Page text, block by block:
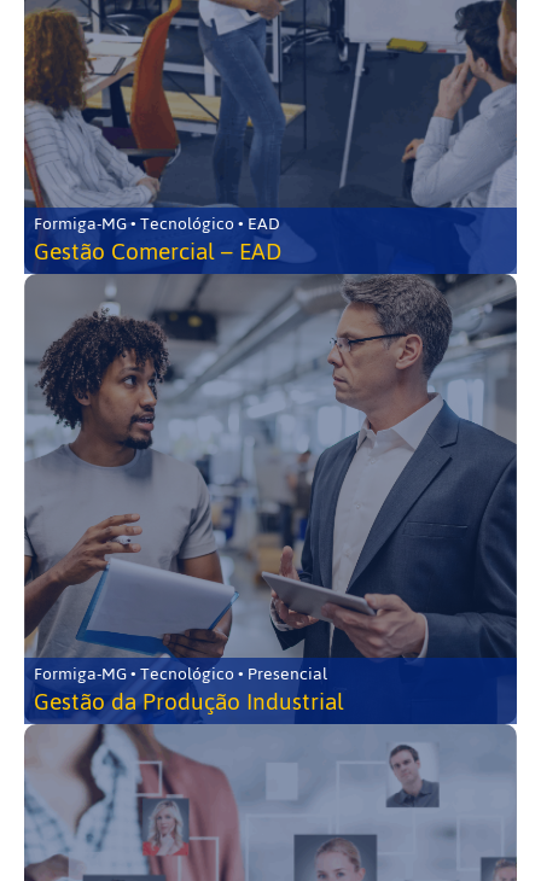
Formiga-MG • Tecnológico • EAD
Gestão Comercial – EAD
Formiga-MG • Tecnológico • Presencial
Gestão da Produção Industrial